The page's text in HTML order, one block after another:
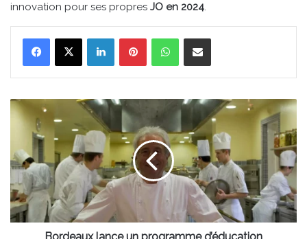
innovation pour ses propres JO en 2024.
LinkedinPinterestWhatsAppPartager par email
Bordeaux
lance
programme
d’éducation
gastronomique
avec
un
chef